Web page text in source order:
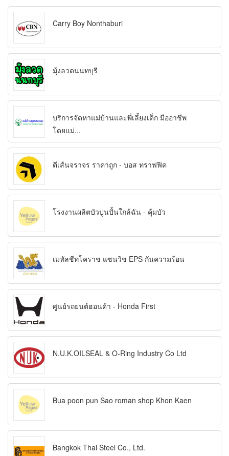
Carry Boy Nonthaburi
มุ้งลวดนนทบุรี
บริการจัดหาแม่บ้านและพี่เลี้ยงเด็ก มืออาชีพ
โดยแม่...
ตีเส้นจราจร ราคาถูก - บอส ทราฟฟิค
โรงงานผลิตบัวปูนปั้นใกล้ฉัน - คุ้มบัว
เมทัลชีทโคราช แซนวิช EPS กันความร้อน
ศูนย์รถยนต์ฮอนด้า - Honda First
N.U.K.OILSEAL & O-Ring Industry Co Ltd
Bua poon pun Sao roman shop Khon Kaen
Bangkok Thai Steel Co., Ltd.